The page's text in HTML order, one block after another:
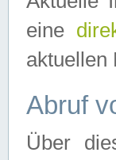
eine
aktuellen
Abruf
Über